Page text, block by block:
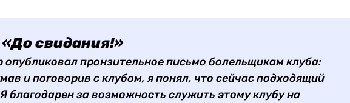
свидания!»
опубликовал пронзительное письмо болельщикам клуба:
и поговорив с клубом, я понял, что сейчас подходящий
благодарен за возможность служить этому клубу на